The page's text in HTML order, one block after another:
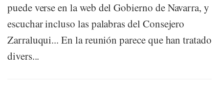
puede verse en la web del Gobierno de Navarra, y
escuchar incluso las palabras del Consejero
Zarraluqui... En la reunión parece que han tratado
divers...